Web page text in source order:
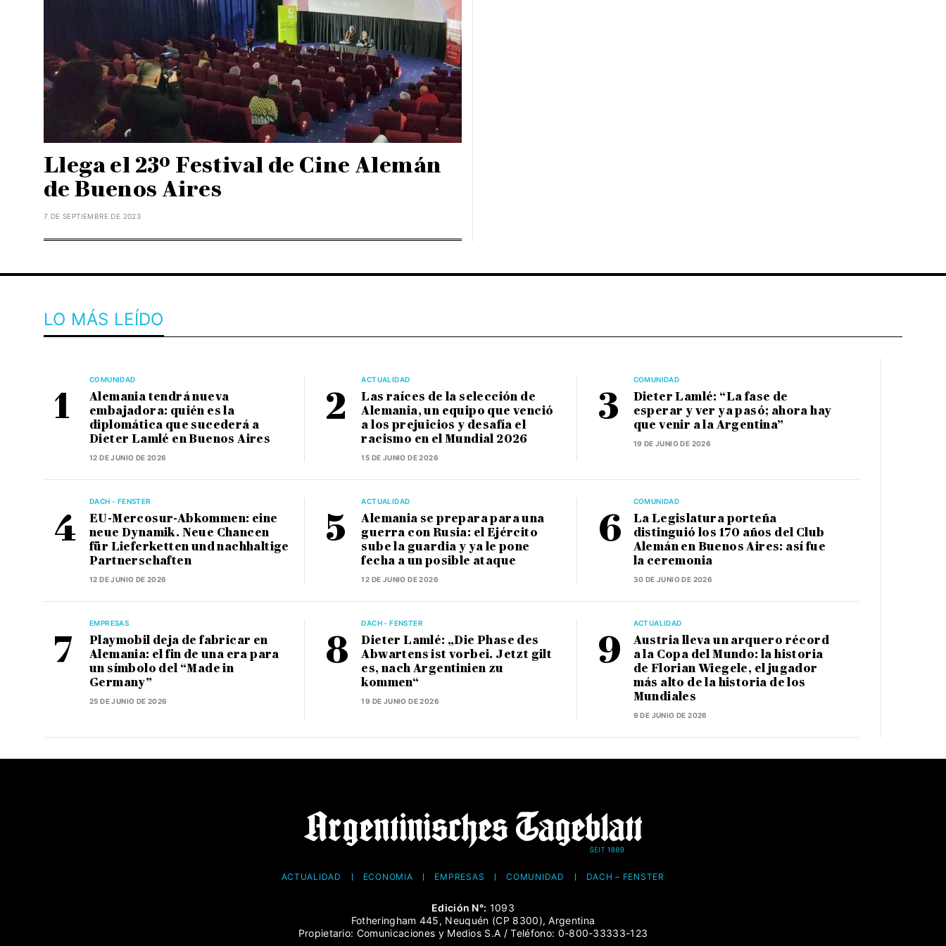
Llega el 23º Festival de Cine Alemán
de Buenos Aires
7 DE SEPTIEMBRE DE 2023
LO MÁS LEÍDO
COMUNIDAD
Alemania tendrá nueva
embajadora: quién es la
diplomática que sucederá a
Dieter Lamlé en Buenos Aires
12 DE JUNIO DE 2026
ACTUALIDAD
Las raíces de la selección de
Alemania, un equipo que venció
a los prejuicios y desafía el
racismo en el Mundial 2026
15 DE JUNIO DE 2026
COMUNIDAD
Dieter Lamlé: “La fase de
esperar y ver ya pasó; ahora hay
que venir a la Argentina”
19 DE JUNIO DE 2026
DACH - FENSTER
EU-Mercosur-Abkommen: eine
neue Dynamik. Neue Chancen
für Lieferketten und nachhaltige
Partnerschaften
12 DE JUNIO DE 2026
ACTUALIDAD
Alemania se prepara para una
guerra con Rusia: el Ejército
sube la guardia y ya le pone
fecha a un posible ataque
12 DE JUNIO DE 2026
COMUNIDAD
La Legislatura porteña
distinguió los 170 años del Club
Alemán en Buenos Aires: así fue
la ceremonia
30 DE JUNIO DE 2026
EMPRESAS
Playmobil deja de fabricar en
Alemania: el fin de una era para
un símbolo del “Made in
Germany”
25 DE JUNIO DE 2026
DACH - FENSTER
Dieter Lamlé: „Die Phase des
Abwartens ist vorbei. Jetzt gilt
es, nach Argentinien zu
kommen“
19 DE JUNIO DE 2026
ACTUALIDAD
Austria lleva un arquero récord
a la Copa del Mundo: la historia
de Florian Wiegele, el jugador
más alto de la historia de los
Mundiales
9 DE JUNIO DE 2026
ACTUALIDAD ECONOMÍA EMPRESAS COMUNIDAD DACH – FENSTER
Edición N°: 1093
Fotheringham 445, Neuquén (CP 8300), Argentina
Propietario: Comunicaciones y Medios S.A / Teléfono: 0-800-33333-123